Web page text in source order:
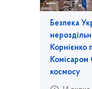
Безпека
Корнієнко
Комісаром
космосу